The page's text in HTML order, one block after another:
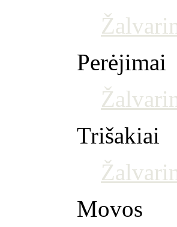
Perėjimai
Trišakiai
Movos